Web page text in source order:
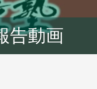
告動画